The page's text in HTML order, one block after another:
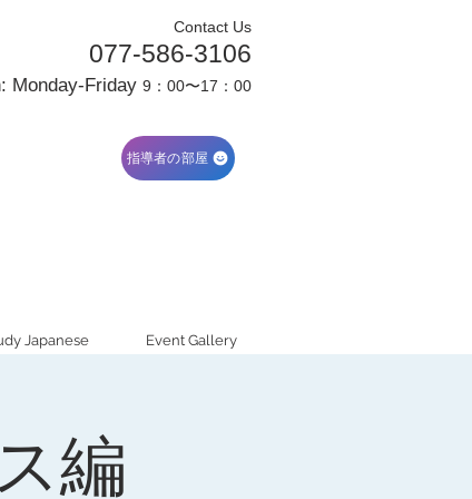
Contact Us
077-586-3106
Monday-Friday 9：00〜17：00
指導者の部屋
Japanese Event Gallery
編